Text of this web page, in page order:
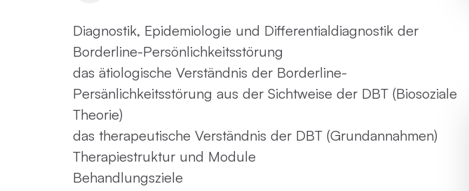
Diagnostik, Epidemiologie und Differentialdiagnostik der
Borderline-Persönlichkeitsstörung
das ätiologische Verständnis der Borderline-
Persänlichkeitsstörung aus der Sichtweise der DBT (Biosoziale
Theorie)
das therapeutische Verständnis der DBT (Grundannahmen)
Therapiestruktur und Module
Behandlungsziele